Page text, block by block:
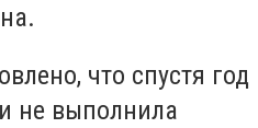
что спустя год
не выполнила